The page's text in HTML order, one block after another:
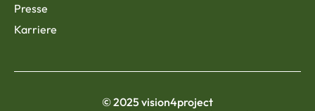
Presse
Karriere
© 2025 vision4project